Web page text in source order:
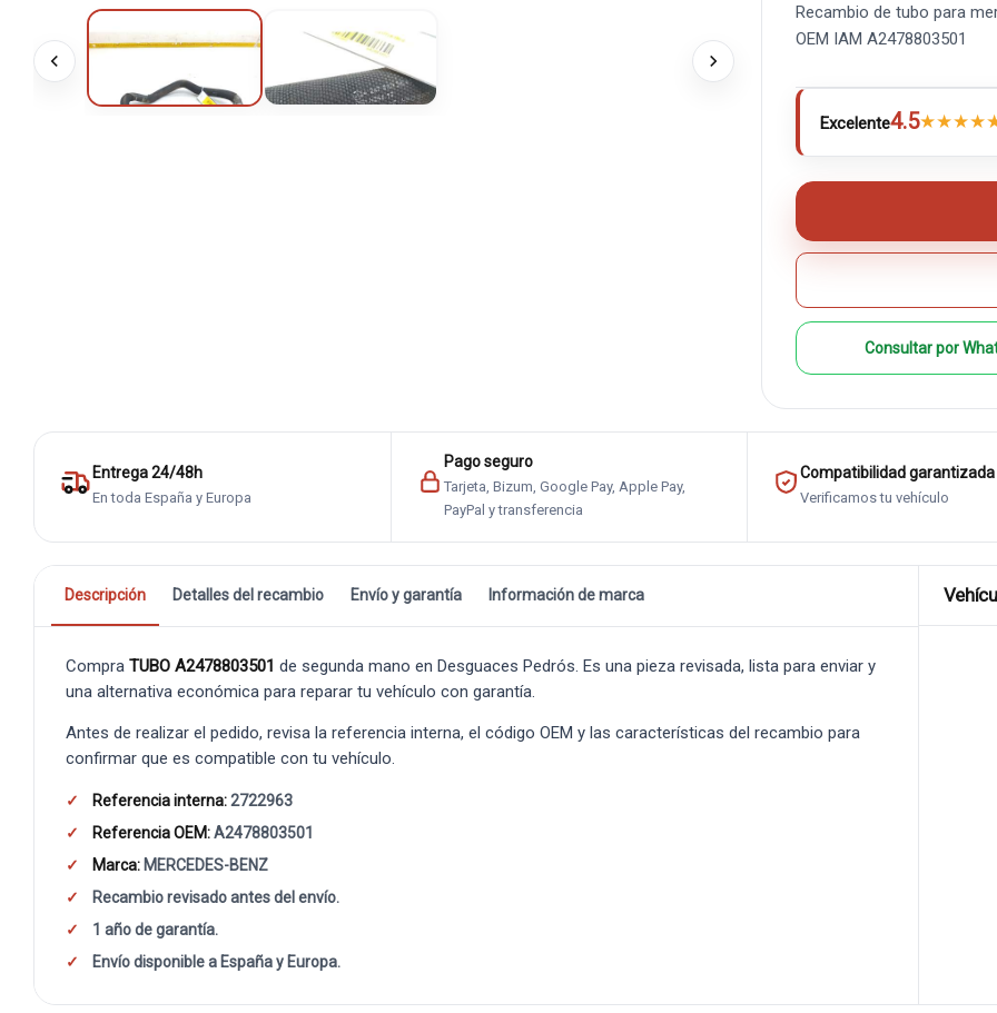
Recambio de tubo para
OEM IAM A2478803501
Excelente4.5★★★★
Consultar por
Entrega 24/48h
En toda España y Europa
Pago seguro
Tarjeta, Bizum, Google Pay, Apple Pay,
PayPal y transferencia
Compatibilidad garantizada
Verificamos tu vehículo
Descripción Detalles del recambio Envío y garantía Información de marca
Compra TUBO A2478803501 de segunda mano en Desguaces Pedrós. Es una pieza revisada, lista para enviar y
una alternativa económica para reparar tu vehículo con garantía.
Antes de realizar el pedido, revisa la referencia interna, el código OEM y las características del recambio para
confirmar que es compatible con tu vehículo.
Referencia interna:2722963
Referencia OEM:A2478803501
Marca: MERCEDES-BENZ
Recambio revisado antes del envío.
1 año de garantía.
Envío disponible a España y Europa.